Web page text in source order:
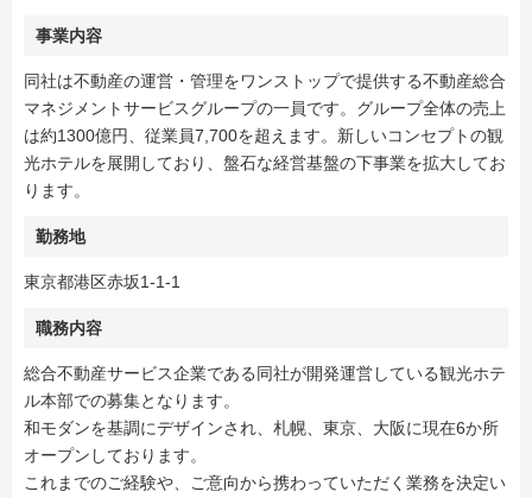
事業内容
同社は不動産の運営・管理をワンストップで提供する不動産総合
マネジメントサービスグループの一員です。グループ全体の売上
は約1300億円、従業員7,700を超えます。新しいコンセプトの観
光ホテルを展開しており、盤石な経営基盤の下事業を拡大してお
ります。
勤務地
東京都港区赤坂1-1-1
職務内容
総合不動産サービス企業である同社が開発運営している観光ホテ
ル本部での募集となります。
和モダンを基調にデザインされ、札幌、東京、大阪に現在6か所
オープンしております。
これまでのご経験や、ご意向から携わっていただく業務を決定い